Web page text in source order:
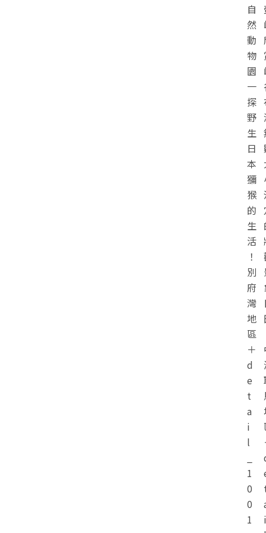
自
然
動
物
園
一
探
野
生
日
本
獼
猴
的
生
活
！
別
府
灣
地
區
＋
d
e
t
a
i
l
1
0
0
1
i